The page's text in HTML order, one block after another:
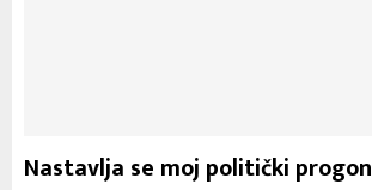
Nastavlja se moj politički progon